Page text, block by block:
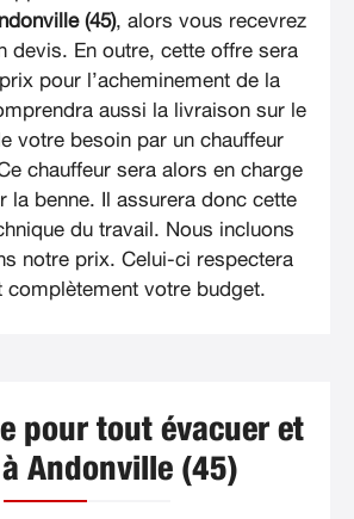
(45), alors vous recevrez
devis. En outre, cette offre sera
pour l’acheminement de la
aussi la livraison sur le
votre besoin par un chauffeur
chauffeur sera alors en charge
la benne. Il assurera donc cette
du travail. Nous incluons
notre prix. Celui-ci respectera
complètement votre budget.
pour tout évacuer et
Andonville (45)